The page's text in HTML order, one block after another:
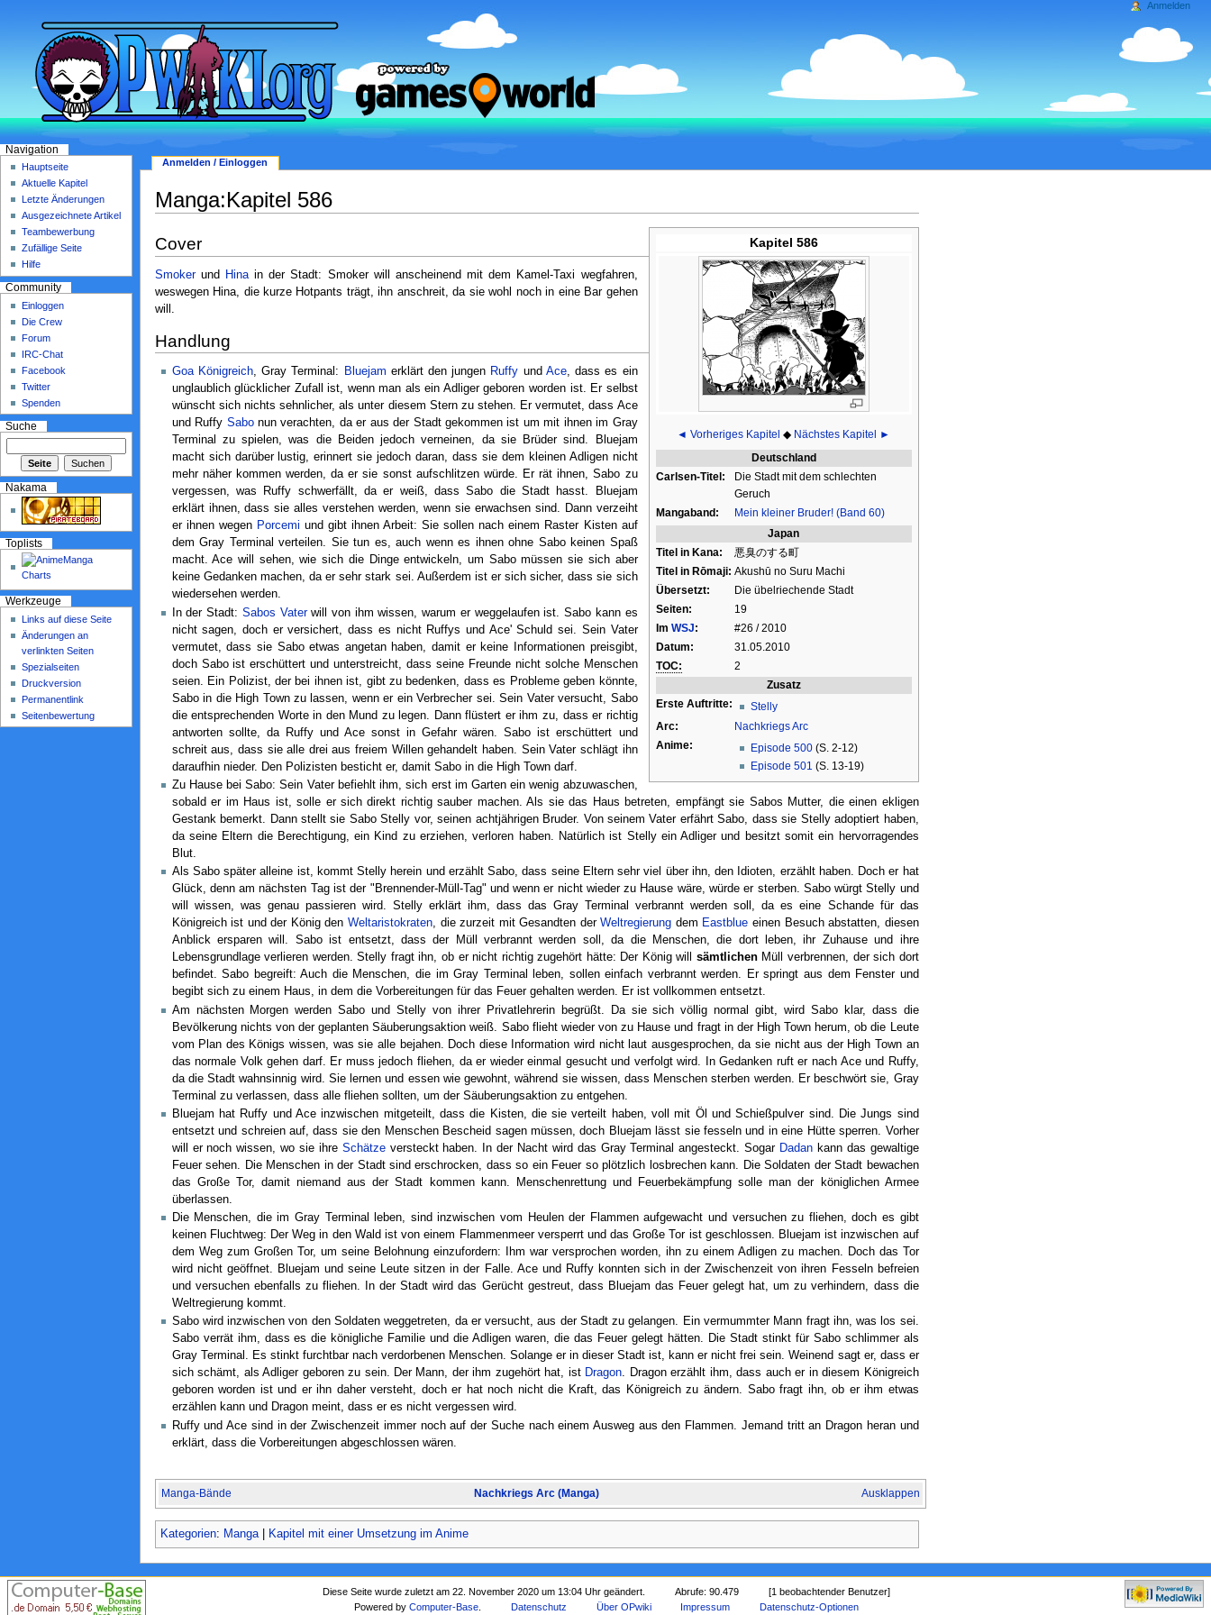
Manga:Kapitel 586
Kapitel 586
◄ Vorheriges Kapitel ◆ Nächstes Kapitel ►
Deutschland
Carlsen-Titel:
Die Stadt mit dem schlechten
Geruch
Mangaband:
Mein kleiner Bruder! (Band 60)
Japan
Titel in Kana:
悪臭のする町
Titel in Rōmaji: Akushū no Suru Machi
Übersetzt:
Die übelriechende Stadt
Seiten:
19
Im WSJ:
#26 / 2010
Datum:
31.05.2010
TOC:
2
Zusatz
Erste Auftritte:
Stelly
Arc:
Nachkriegs Arc
Anime:
Episode 500(S. 2-12)
Episode 501 (S. 13-19)
Cover
Smokerund Hinain der Stadt: Smoker will anscheinend mit dem Kamel-Taxi wegfahren,
weswegen Hina, die kurze Hotpants trägt, ihn anschreit, da sie wohl noch in eine Bar gehen
will.
Handlung
Goa Königreich, Gray Terminal: Bluejam erklärt den jungen Ruffy und Ace, dass es ein
unglaublich glücklicher Zufall ist, wenn man als ein Adliger geboren worden ist. Er selbst
wünscht sich nichts sehnlicher, als unter diesem Stern zu stehen. Er vermutet, dass Ace
und Ruffy Sabonun verachten, da er aus der Stadt gekommen ist um mit ihnen im Gray
Terminal zu spielen, was die Beiden jedoch verneinen, da sie Brüder sind. Bluejam
macht sich darüber lustig, erinnert sie jedoch daran, dass sie dem kleinen Adligen nicht
mehr näher kommen werden, da er sie sonst aufschlitzen würde. Er rät ihnen, Sabo zu
vergessen, was Ruffy schwerfällt, da er weiß, dass Sabo die Stadt hasst. Bluejam
erklärt ihnen, dass sie alles verstehen werden, wenn sie erwachsen sind. Dann verzeiht
er ihnen wegen Porcemi und gibt ihnen Arbeit: Sie sollen nach einem Raster Kisten auf
dem Gray Terminal verteilen. Sie tun es, auch wenn es ihnen ohne Sabo keinen Spaß
macht. Ace will sehen, wie sich die Dinge entwickeln, um Sabo müssen sie sich aber
keine Gedanken machen, da er sehr stark sei. Außerdem ist er sich sicher, dass sie sich
wiedersehen werden.
In der Stadt: Sabos Vaterwill von ihm wissen, warum er weggelaufen ist. Sabo kann es
nicht sagen, doch er versichert, dass es nicht Ruffys und Ace' Schuld sei. Sein Vater
vermutet, dass sie Sabo etwas angetan haben, damit er keine Informationen preisgibt,
doch Sabo ist erschüttert und unterstreicht, dass seine Freunde nicht solche Menschen
seien. Ein Polizist, der bei ihnen ist, gibt zu bedenken, dass es Probleme geben könnte,
Sabo in die High Town zu lassen, wenn er ein Verbrecher sei. Sein Vater versucht, Sabo
die entsprechenden Worte in den Mund zu legen. Dann flüstert er ihm zu, dass er richtig
antworten sollte, da Ruffy und Ace sonst in Gefahr wären. Sabo ist erschüttert und
schreit aus, dass sie alle drei aus freiem Willen gehandelt haben. Sein Vater schlägt ihn
daraufhin nieder. Den Polizisten besticht er, damit Sabo in die High Town darf.
Zu Hause bei Sabo: Sein Vater befiehlt ihm, sich erst im Garten ein wenig abzuwaschen,
sobald er im Haus ist, solle er sich direkt richtig sauber machen. Als sie das Haus betreten, empfängt sie Sabos Mutter, die einen ekligen
Gestank bemerkt. Dann stellt sie Sabo Stelly vor, seinen achtjährigen Bruder. Von seinem Vater erfährt Sabo, dass sie Stelly adoptiert haben,
da seine Eltern die Berechtigung, ein Kind zu erziehen, verloren haben. Natürlich ist Stelly ein Adliger und besitzt somit ein hervorragendes
Blut.
Als Sabo später alleine ist, kommt Stelly herein und erzählt Sabo, dass seine Eltern sehr viel über ihn, den Idioten, erzählt haben. Doch er hat
Glück, denn am nächsten Tag ist der "Brennender-Müll-Tag" und wenn er nicht wieder zu Hause wäre, würde er sterben. Sabo würgt Stelly und
will wissen, was genau passieren wird. Stelly erklärt ihm, dass das Gray Terminal verbrannt werden soll, da es eine Schande für das
Königreich ist und der König den Weltaristokraten, die zurzeit mit Gesandten derWeltregierung dem Eastblue einen Besuch abstatten, diesen
Anblick ersparen will. Sabo ist entsetzt, dass der Müll verbrannt werden soll, da die Menschen, die dort leben, ihr Zuhause und ihre
Lebensgrundlage verlieren werden. Stelly fragt ihn, ob er nicht richtig zugehört hätte: Der König will sämtlichenMüll verbrennen, der sich dort
befindet. Sabo begreift: Auch die Menschen, die im Gray Terminal leben, sollen einfach verbrannt werden. Er springt aus dem Fenster und
begibt sich zu einem Haus, in dem die Vorbereitungen für das Feuer gehalten werden. Er ist vollkommen entsetzt.
Am nächsten Morgen werden Sabo und Stelly von ihrer Privatlehrerin begrüßt. Da sie sich völlig normal gibt, wird Sabo klar, dass die
Bevölkerung nichts von der geplanten Säuberungsaktion weiß. Sabo flieht wieder von zu Hause und fragt in der High Town herum, ob die Leute
vom Plan des Königs wissen, was sie alle bejahen. Doch diese Information wird nicht laut ausgesprochen, da sie nicht aus der High Town an
das normale Volk gehen darf. Er muss jedoch fliehen, da er wieder einmal gesucht und verfolgt wird. In Gedanken ruft er nach Ace und Ruffy,
da die Stadt wahnsinnig wird. Sie lernen und essen wie gewohnt, während sie wissen, dass Menschen sterben werden. Er beschwört sie, Gray
Terminal zu verlassen, dass alle fliehen sollten, um der Säuberungsaktion zu entgehen.
Bluejam hat Ruffy und Ace inzwischen mitgeteilt, dass die Kisten, die sie verteilt haben, voll mit Öl und Schießpulver sind. Die Jungs sind
entsetzt und schreien auf, dass sie den Menschen Bescheid sagen müssen, doch Bluejam lässt sie fesseln und in eine Hütte sperren. Vorher
will er noch wissen, wo sie ihre Schätzeversteckt haben. In der Nacht wird das Gray Terminal angesteckt. Sogar Dadan kann das gewaltige
Feuer sehen. Die Menschen in der Stadt sind erschrocken, dass so ein Feuer so plötzlich losbrechen kann. Die Soldaten der Stadt bewachen
das Große Tor, damit niemand aus der Stadt kommen kann. Menschenrettung und Feuerbekämpfung solle man der königlichen Armee
überlassen.
Die Menschen, die im Gray Terminal leben, sind inzwischen vom Heulen der Flammen aufgewacht und versuchen zu fliehen, doch es gibt
keinen Fluchtweg: Der Weg in den Wald ist von einem Flammenmeer versperrt und das Große Tor ist geschlossen. Bluejam ist inzwischen auf
dem Weg zum Großen Tor, um seine Belohnung einzufordern: Ihm war versprochen worden, ihn zu einem Adligen zu machen. Doch das Tor
wird nicht geöffnet. Bluejam und seine Leute sitzen in der Falle. Ace und Ruffy konnten sich in der Zwischenzeit von ihren Fesseln befreien
und versuchen ebenfalls zu fliehen. In der Stadt wird das Gerücht gestreut, dass Bluejam das Feuer gelegt hat, um zu verhindern, dass die
Weltregierung kommt.
Sabo wird inzwischen von den Soldaten weggetreten, da er versucht, aus der Stadt zu gelangen. Ein vermummter Mann fragt ihn, was los sei.
Sabo verrät ihm, dass es die königliche Familie und die Adligen waren, die das Feuer gelegt hätten. Die Stadt stinkt für Sabo schlimmer als
Gray Terminal. Es stinkt furchtbar nach verdorbenen Menschen. Solange er in dieser Stadt ist, kann er nicht frei sein. Weinend sagt er, dass er
sich schämt, als Adliger geboren zu sein. Der Mann, der ihm zugehört hat, ist Dragon. Dragon erzählt ihm, dass auch er in diesem Königreich
geboren worden ist und er ihn daher versteht, doch er hat noch nicht die Kraft, das Königreich zu ändern. Sabo fragt ihn, ob er ihm etwas
erzählen kann und Dragon meint, dass er es nicht vergessen wird.
Ruffy und Ace sind in der Zwischenzeit immer noch auf der Suche nach einem Ausweg aus den Flammen. Jemand tritt an Dragon heran und
erklärt, dass die Vorbereitungen abgeschlossen wären.
Manga-Bände Nachkriegs Arc (Manga) Ausklappen
Kategorien: Manga| Kapitel mit einer Umsetzung im Anime
Anmelden / Einloggen
Anmelden
Navigation
Hauptseite
Aktuelle Kapitel
Letzte Änderungen
Ausgezeichnete Artikel
Teambewerbung
Zufällige Seite
Hilfe
Community
Einloggen
Die Crew
Forum
IRC-Chat
Facebook
Twitter
Spenden
Suche
Nakama
Toplists
Werkzeuge
Links auf diese Seite
Änderungen an
verlinkten Seiten
Spezialseiten
Druckversion
Permanentlink
Seitenbewertung
Diese Seite wurde zuletzt am 22. November 2020 um 13:04 Uhr geändert. Abrufe: 90.479
[1 beobachtender Benutzer]
Powered byComputer-Base Datenschutz Über OPwiki Impressum Datenschutz-Optionen